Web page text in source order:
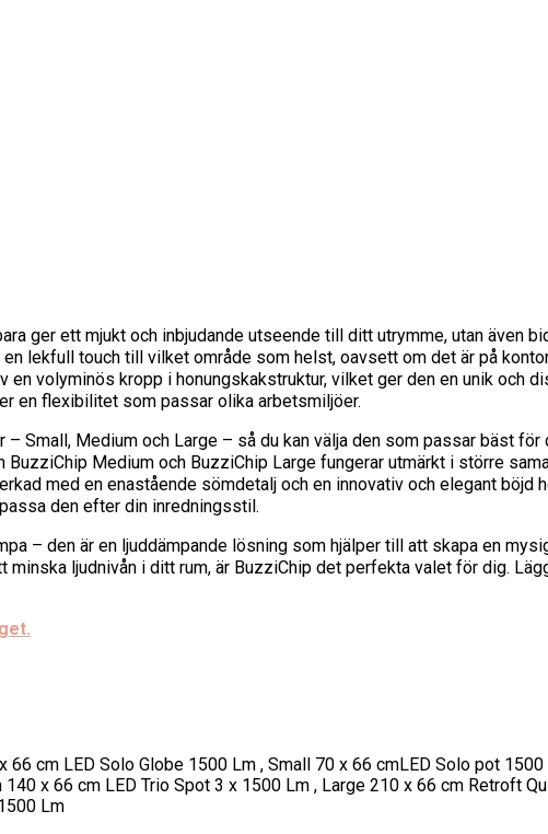
ger ett mjukt och inbjudande utseende till ditt utrymme, utan även
lekfull touch till vilket område som helst, oavsett om det är på
en volyminös kropp i honungskakstruktur, vilket ger den en unik och
en flexibilitet som passar olika arbetsmiljöer.
Small, Medium och Large – så du kan välja den som passar bäst
Medium och BuzziChip Large fungerar utmärkt i större
med en enastående sömdetalj och en innovativ och elegant
den efter din inredningsstil.
– den är en ljuddämpande lösning som hjälper till att skapa en
ljudnivån i ditt rum, är BuzziChip det perfekta valet för dig.
66 cm LED Solo Globe 1500 Lm , Small 70 x 66 cmLED Solo pot
x 66 cm LED Trio Spot 3 x 1500 Lm , Large 210 x 66 cm Retroft
Lm